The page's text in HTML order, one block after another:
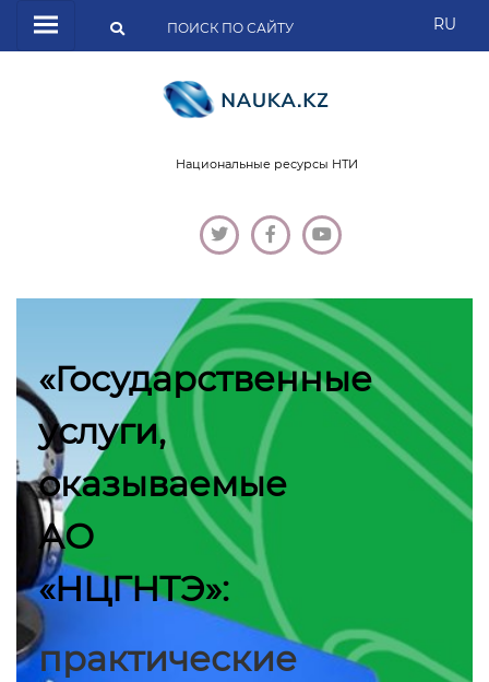
RU
Национальные ресурсы НТИ
«Государственные
услуги,
оказываемые
АО
«НЦГНТЭ»:
практические